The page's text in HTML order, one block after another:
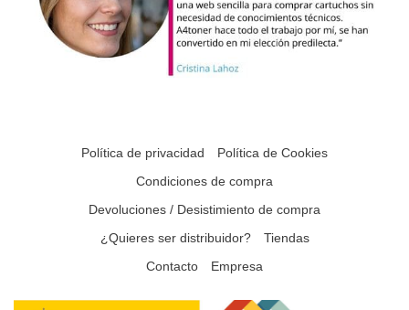
Política de privacidad
Política de Cookies
Condiciones de compra
Devoluciones / Desistimiento de compra
¿Quieres ser distribuidor?
Tiendas
Contacto
Empresa